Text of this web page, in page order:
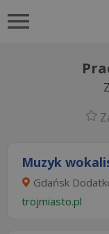
Muzyk
Gdańsk
trojmiasto.pl